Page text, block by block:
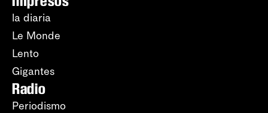
la diaria
Le Monde
Lento
Gigantes
Radio
Periodismo